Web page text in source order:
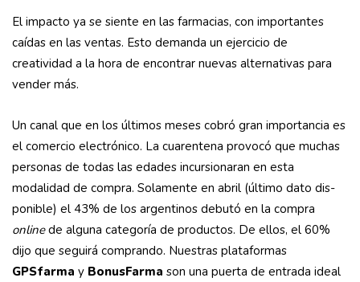
El impacto ya se siente en las farmacias, con importantes
caídas en las ventas. Esto demanda un ejercicio de
creatividad a la hora de encontrar nuevas alternativas para
vender más.
Un canal que en los últimos meses co­bró gran importancia es
el comercio electrónico. La cuarentena provocó que muchas
personas de todas las edades in­cursionaran en esta
modalidad de com­pra. Solamente en abril (último dato dis­
ponible) el 43% de los argentinos debutó en la compra
onlinede alguna categoría de productos. De ellos, el 60%
dijo que se­guirá comprando. Nuestras plataformas
GPSfarma y BonusFarma son una puerta de entrada ideal